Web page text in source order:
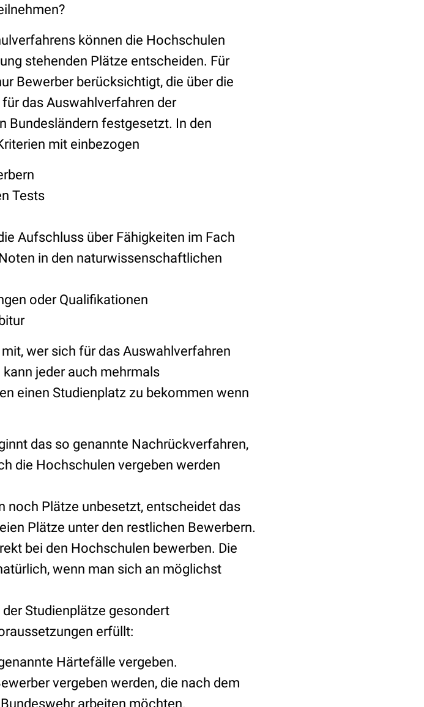
können die Hochschulen
stehenden Plätze entscheiden. Für
Bewerber berücksichtigt, die über die
das Auswahlverfahren der
Bundesländern festgesetzt. In den
mit einbezogen
Tests
Aufschluss über Fähigkeiten im Fach
in den naturwissenschaftlichen
oder Qualifikationen
wer sich für das Auswahlverfahren
jeder auch mehrmals
einen Studienplatz zu bekommen wenn
das so genannte Nachrückverfahren,
die Hochschulen vergeben werden
noch Plätze unbesetzt, entscheidet das
Plätze unter den restlichen Bewerbern.
bei den Hochschulen bewerben. Die
wenn man sich an möglichst
Studienplätze gesondert
erfüllt:
Härtefälle vergeben.
vergeben werden, die nach dem
arbeiten möchten.